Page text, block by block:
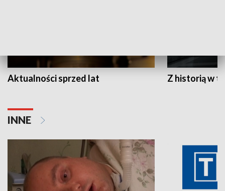
Aktualności sprzed lat Z historią w
INNE